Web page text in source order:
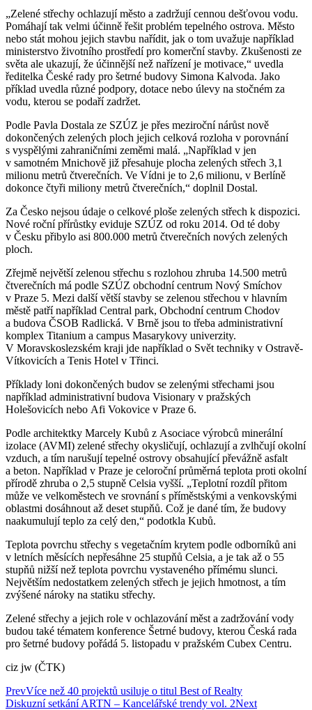
„Zelené střechy ochlazují město a zadržují cennou dešťovou vodu.
Pomáhají tak velmi účinně řešit problém tepelného ostrova. Město
nebo stát mohou jejich stavbu nařídit, jak o tom uvažuje například
ministerstvo životního prostředí pro komerční stavby. Zkušenosti ze
světa ale ukazují, že účinnější než nařízení je motivace,“ uvedla
ředitelka České rady pro šetrné budovy Simona Kalvoda. Jako
příklad uvedla různé podpory, dotace nebo úlevy na stočném za
vodu, kterou se podaří zadržet.
Podle Pavla Dostala ze SZÚZ je přes meziroční nárůst nově
dokončených zelených ploch jejich celková rozloha v porovnání
s vyspělými zahraničními zeměmi malá. „Například v jen
v samotném Mnichově již přesahuje plocha zelených střech 3,1
milionu metrů čtverečních. Ve Vídni je to 2,6 milionu, v Berlíně
dokonce čtyři miliony metrů čtverečních,“ doplnil Dostal.
Za Česko nejsou údaje o celkové ploše zelených střech k dispozici.
Nové roční přírůstky eviduje SZÚZ od roku 2014. Od té doby
v Česku přibylo asi 800.000 metrů čtverečních nových zelených
ploch.
Zřejmě největší zelenou střechu s rozlohou zhruba 14.500 metrů
čtverečních má podle SZÚZ obchodní centrum Nový Smíchov
v Praze 5. Mezi další větší stavby se zelenou střechou v hlavním
městě patří například Central park, Obchodní centrum Chodov
a budova ČSOB Radlická. V Brně jsou to třeba administrativní
komplex Titanium a campus Masarykovy univerzity.
V Moravskoslezském kraji jde například o Svět techniky v Ostravě-
Vítkovicích a Tenis Hotel v Třinci.
Příklady loni dokončených budov se zelenými střechami jsou
například administrativní budova Visionary v pražských
Holešovicích nebo Afi Vokovice v Praze 6.
Podle architektky Marcely Kubů z Asociace výrobců minerální
izolace (AVMI) zelené střechy okysličují, ochlazují a zvlhčují okolní
vzduch, a tím narušují tepelné ostrovy obsahující převážně asfalt
a beton. Například v Praze je celoroční průměrná teplota proti okolní
přírodě zhruba o 2,5 stupně Celsia vyšší. „Teplotní rozdíl přitom
může ve velkoměstech ve srovnání s příměstskými a venkovskými
oblastmi dosáhnout až deset stupňů. Což je dané tím, že budovy
naakumulují teplo za celý den,“ podotkla Kubů.
Teplota povrchu střechy s vegetačním krytem podle odborníků ani
v letních měsících nepřesáhne 25 stupňů Celsia, a je tak až o 55
stupňů nižší než teplota povrchu vystaveného přímému slunci.
Největším nedostatkem zelených střech je jejich hmotnost, a tím
zvýšené nároky na statiku střechy.
Zelené střechy a jejich role v ochlazování měst a zadržování vody
budou také tématem konference Šetrné budovy, kterou Česká rada
pro šetrné budovy pořádá 5. listopadu v pražském Cubex Centru.
ciz jw (ČTK)
PrevVíce než 40 projektů usiluje o titul Best of Realty
Diskuzní setkání ARTN – Kancelářské trendy vol. 2Next